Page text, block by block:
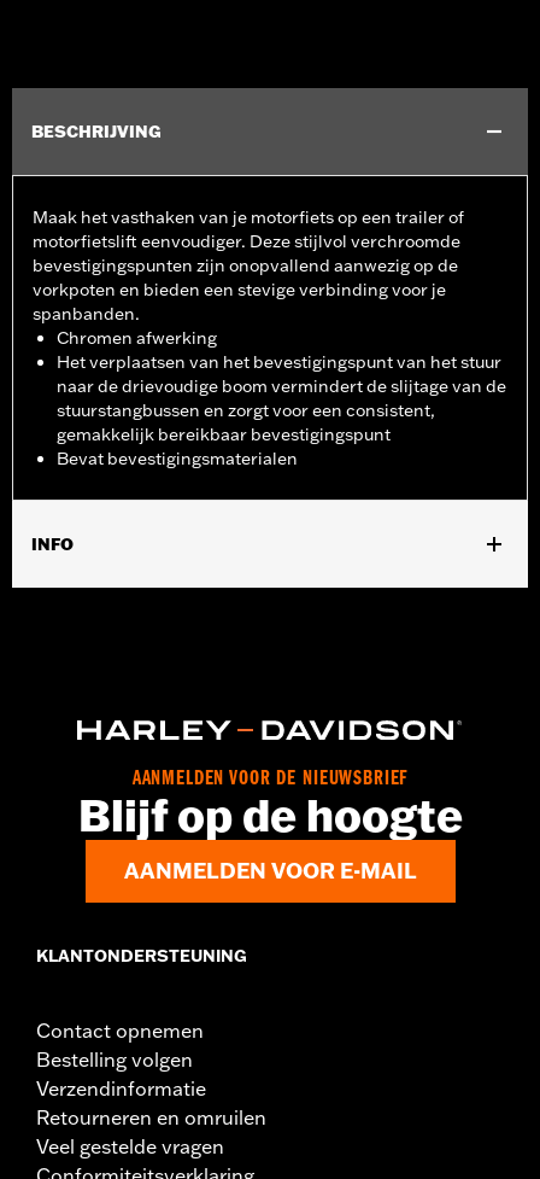
BESCHRIJVING
Maak het vasthaken van je motorfiets op een trailer of
motorfietslift eenvoudiger. Deze stijlvol verchroomde
bevestigingspunten zijn onopvallend aanwezig op de
vorkpoten en bieden een stevige verbinding voor je
spanbanden.
Chromen afwerking
Het verplaatsen van het bevestigingspunt van het stuur
naar de drievoudige boom vermindert de slijtage van de
stuurstangbussen en zorgt voor een consistent,
gemakkelijk bereikbaar bevestigingspunt
Bevat bevestigingsmaterialen
INFO
AANMELDEN VOOR DE NIEUWSBRIEF
Blijf op de hoogte
AANMELDEN VOOR E-MAIL
KLANTONDERSTEUNING
Contact opnemen
Bestelling volgen
Verzendinformatie
Retourneren en omruilen
Veel gestelde vragen